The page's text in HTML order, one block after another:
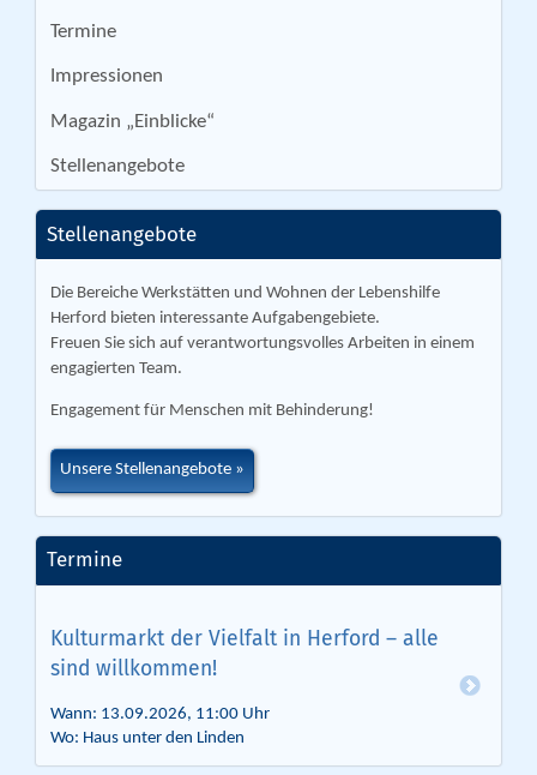
Termine
Impressionen
Magazin „Einblicke“
Stellenangebote
Stellenangebote
Die Bereiche Werkstätten und Wohnen der Lebenshilfe
Herford bieten interessante Aufgabengebiete.
Freuen Sie sich auf verantwortungsvolles Arbeiten in einem
engagierten Team.
Engagement für Menschen mit Behinderung!
Unsere Stellenangebote
Termine
Kulturmarkt der Vielfalt in Herford – alle
sind willkommen!
Wann: 13.09.2026, 11:00 Uhr
Wo: Haus unter den Linden